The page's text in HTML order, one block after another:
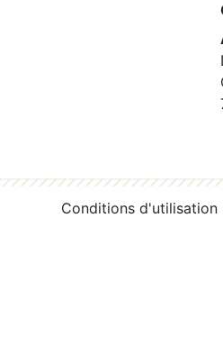
Conditions d'utilisation